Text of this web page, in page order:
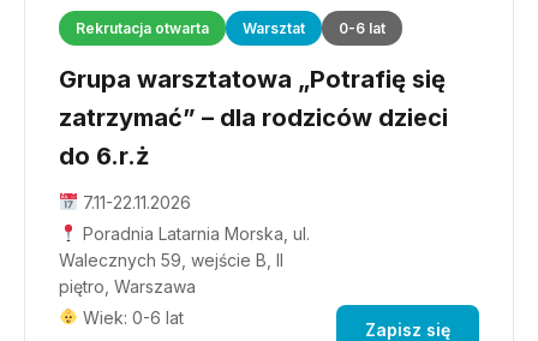
Rekrutacja otwarta Warsztat 0-6 lat
Grupa warsztatowa „Potrafię się
zatrzymać” – dla rodziców dzieci
do 6.r.ż
7.11-22.11.2026
Poradnia Latarnia Morska, ul.
Walecznych 59, wejście B, II
piętro, Warszawa
Wiek: 0-6 lat
Zapisz się